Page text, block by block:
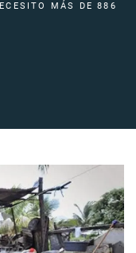
MÁS DE 886